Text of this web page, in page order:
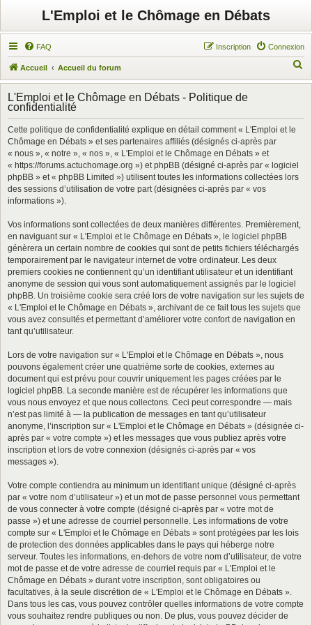
L'Emploi et le Chômage en Débats
FAQ Connexion
Inscription
Accueil Accueil du forum
e
h
L'Emploi et le Chômage en Débats - Politique de
confidentialité
Cette politique de confidentialité explique en détail comment « L'Emploi et le
Chômage en Débats » et ses partenaires affiliés (désignés ci-après par
« nous », « notre », « nos », « L'Emploi et le Chômage en Débats » et
« https://forums.actuchomage.org ») et phpBB (désigné ci-après par « logiciel
phpBB » et « phpBB Limited ») utilisent toutes les informations collectées lors
des sessions d’utilisation de votre part (désignées ci-après par « vos
informations »).
Vos informations sont collectées de deux manières différentes. Premièrement,
en naviguant sur « L'Emploi et le Chômage en Débats », le logiciel phpBB
génèrera un certain nombre de cookies qui sont de petits fichiers téléchargés
temporairement par le navigateur internet de votre ordinateur. Les deux
premiers cookies ne contiennent qu’un identifiant utilisateur et un identifiant
anonyme de session qui vous sont automatiquement assignés par le logiciel
phpBB. Un troisième cookie sera créé lors de votre navigation sur les sujets de
« L'Emploi et le Chômage en Débats », archivant de ce fait tous les sujets que
vous avez consultés et permettant d’améliorer votre confort de navigation en
tant qu’utilisateur.
Lors de votre navigation sur « L'Emploi et le Chômage en Débats », nous
pouvons également créer une quatrième sorte de cookies, externes au
document qui est prévu pour couvrir uniquement les pages créées par le
logiciel phpBB. La seconde manière est de récupérer les informations que
vous nous envoyez et que nous collectons. Ceci peut correspondre — mais
n’est pas limité à — la publication de messages en tant qu’utilisateur
anonyme, l’inscription sur « L'Emploi et le Chômage en Débats » (désignée ci-
après par « votre compte ») et les messages que vous publiez après votre
inscription et lors de votre connexion (désignés ci-après par « vos
messages »).
Votre compte contiendra au minimum un identifiant unique (désigné ci-après
par « votre nom d’utilisateur ») et un mot de passe personnel vous permettant
de vous connecter à votre compte (désigné ci-après par « votre mot de
passe ») et une adresse de courriel personnelle. Les informations de votre
compte sur « L'Emploi et le Chômage en Débats » sont protégées par les lois
de protection des données applicables dans le pays qui héberge notre
serveur. Toutes les informations, en-dehors de votre nom d’utilisateur, de votre
mot de passe et de votre adresse de courriel requis par « L'Emploi et le
Chômage en Débats » durant votre inscription, sont obligatoires ou
facultatives, à la seule discrétion de « L'Emploi et le Chômage en Débats ».
Dans tous les cas, vous pouvez contrôler quelles informations de votre compte
vous souhaitez rendre publiques ou non. De plus, vous pouvez décider de